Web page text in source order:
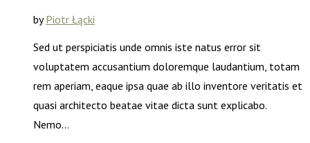
byPiotr Łącki
Sed ut perspiciatis unde omnis iste natus error sit
voluptatem accusantium doloremque laudantium, totam
rem aperiam, eaque ipsa quae ab illo inventore veritatis et
quasi architecto beatae vitae dicta sunt explicabo.
Nemo…